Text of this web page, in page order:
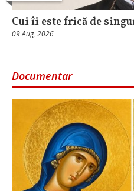
Cui îi este frică de
09 Aug, 2026
Documentar